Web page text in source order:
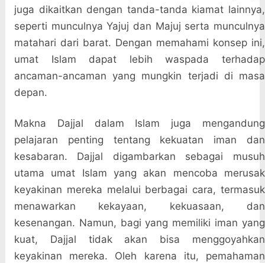
juga dikaitkan dengan tanda-tanda kiamat lainnya,
seperti munculnya Yajuj dan Majuj serta munculnya
matahari dari barat. Dengan memahami konsep ini,
umat Islam dapat lebih waspada terhadap
ancaman-ancaman yang mungkin terjadi di masa
depan.
Makna Dajjal dalam Islam juga mengandung
pelajaran penting tentang kekuatan iman dan
kesabaran. Dajjal digambarkan sebagai musuh
utama umat Islam yang akan mencoba merusak
keyakinan mereka melalui berbagai cara, termasuk
menawarkan kekayaan, kekuasaan, dan
kesenangan. Namun, bagi yang memiliki iman yang
kuat, Dajjal tidak akan bisa menggoyahkan
keyakinan mereka. Oleh karena itu, pemahaman